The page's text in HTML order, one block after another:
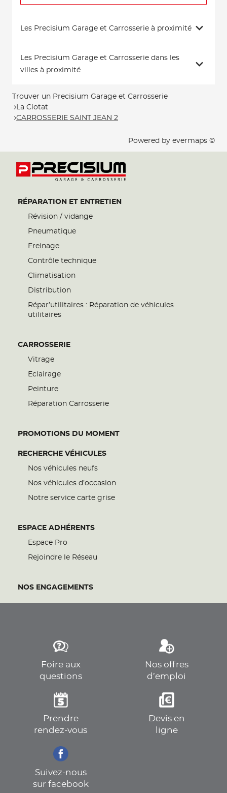
Les Precisium Garage et Carrosserie à proximité
Les Precisium Garage et Carrosserie dans les
villes à proximité
Trouver un Precisium Garage et Carrosserie
La Ciotat
CARROSSERIE SAINT JEAN 2
Powered by evermaps ©
RÉPARATION ET ENTRETIEN
Révision / vidange
Pneumatique
Freinage
Contrôle technique
Climatisation
Distribution
Répar’utilitaires : Réparation de véhicules
utilitaires
CARROSSERIE
Vitrage
Eclairage
Peinture
Réparation Carrosserie
PROMOTIONS DU MOMENT
RECHERCHE VÉHICULES
Nos véhicules neufs
Nos véhicules d’occasion
Notre service carte grise
ESPACE ADHÉRENTS
Espace Pro
Rejoindre le Réseau
NOS ENGAGEMENTS
Foire aux
questions
Nos offres
d’emploi
Prendre
rendez-vous
Devis en
ligne
Suivez-nous
sur facebook